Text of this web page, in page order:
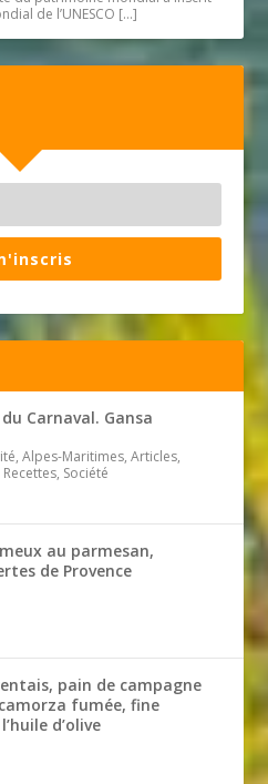
de l’UNESCO […]
du Carnaval. Gansa
Alpes-Maritimes, Articles,
Société
au parmesan,
de Provence
pain de campagne
fumée, fine
d’olive